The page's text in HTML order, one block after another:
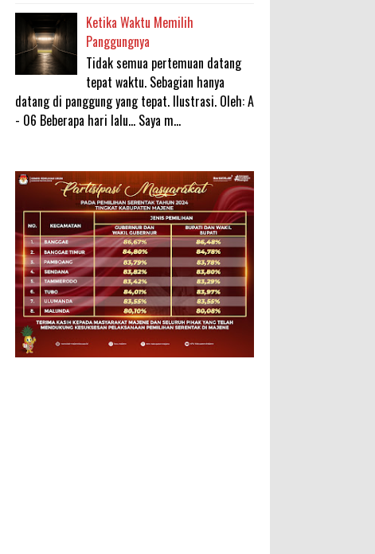
Ketika Waktu Memilih
Panggungnya
Tidak semua pertemuan datang
tepat waktu. Sebagian hanya
datang di panggung yang tepat. Ilustrasi. Oleh: A
- 06 Beberapa hari lalu... Saya m...